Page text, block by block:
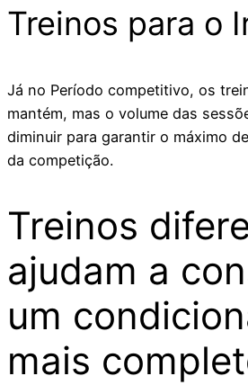
Treinos para o
Já no Período competitivo, os
mantém, mas o volume das
diminuir para garantir o máximo
da competição.
Treinos
ajudam a
um
mais